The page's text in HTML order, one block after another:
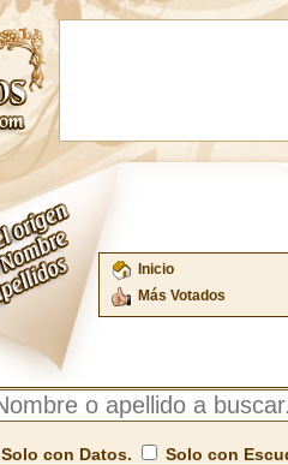
Inicio
Más Votados
Solo con Datos. Solo con